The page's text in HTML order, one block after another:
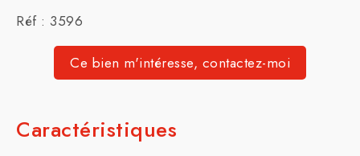
Réf : 3596
Ce bien m'intéresse, contactez-moi
Caractéristiques